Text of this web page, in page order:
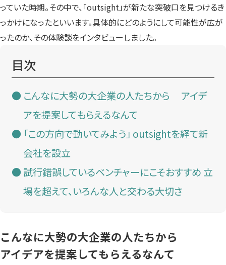
っていた時期。その中で、「outsight」が新たな突破口を見つけるき
っかけになったといいます。具体的にどのようにして可能性が広が
ったのか、その体験談をインタビューしました。
目次
こんなに大勢の大企業の人たちから アイデ
アを提案してもらえるなんて
「この方向で動いてみよう」 outsightを経て新
会社を設立
試行錯誤しているベンチャーにこそおすすめ 立
場を超えて、いろんな人と交わる大切さ
こんなに大勢の大企業の人たちから
アイデアを提案してもらえるなんて